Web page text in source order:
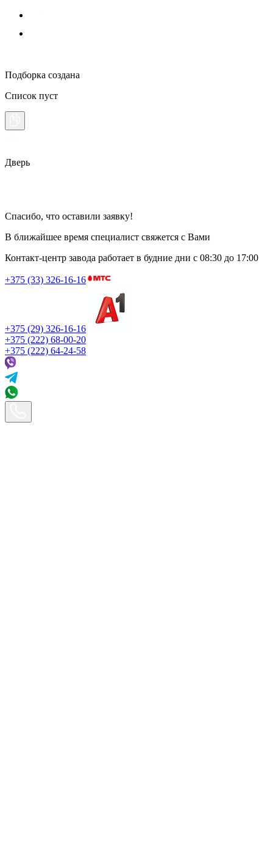
Подборка создана
Список пуст
Дверь
Спасибо, что оставили заявку!
В ближайшее время специалист свяжется с Вами
Контакт-центр завода работает в будние дни с 08:30 до 17:00
+375 (33) 326-16-16
+375 (29) 326-16-16
+375 (222) 68-00-20
+375 (222) 64-24-58